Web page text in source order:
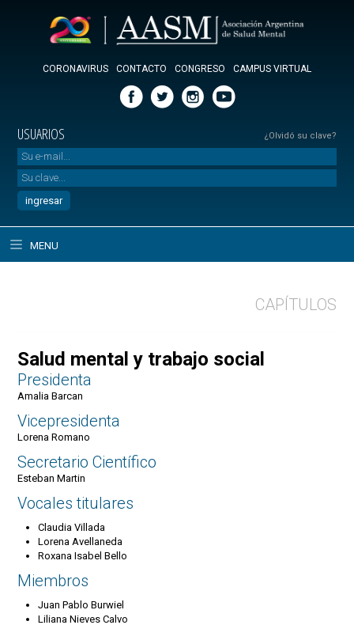
CORONAVIRUS CONTACTO CONGRESO CAMPUS VIRTUAL
USUARIOS ¿Olvidó su clave?
MENU
CAPÍTULOS
Salud mental y trabajo social
Presidenta
Amalia Barcan
Vicepresidenta
Lorena Romano
Secretario Científico
Esteban Martin
Vocales titulares
Claudia Villada
Lorena Avellaneda
Roxana Isabel Bello
Miembros
Juan Pablo Burwiel
Liliana Nieves Calvo